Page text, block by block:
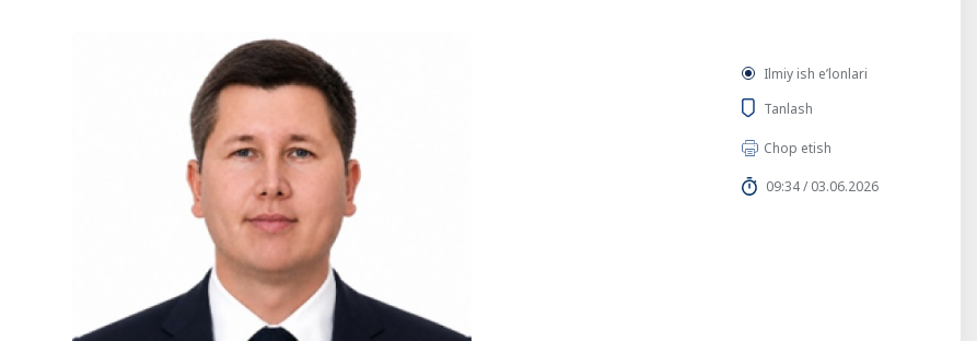
Ilmiy ish eʼlonlari
Tanlash
Chop etish
09:34 / 03.06.2026